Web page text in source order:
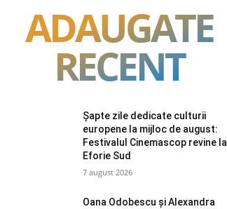
ADAUGATE
RECENT
Șapte zile dedicate culturii
europene la mijloc de august:
Festivalul Cinemascop revine la
Eforie Sud
7 august 2026
Oana Odobescu și Alexandra